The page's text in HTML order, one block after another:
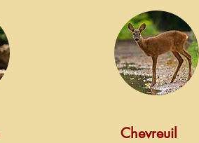
Chevreuil